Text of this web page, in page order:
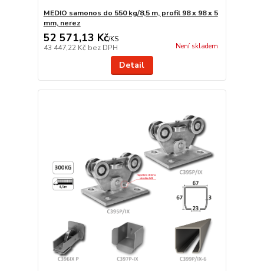
MEDIO samonos do 550 kg/8,5 m, profil 98 x 98 x 5
mm, nerez
52 571,13 Kč/KS
43 447,22 Kč bez DPH Není skladem
Detail